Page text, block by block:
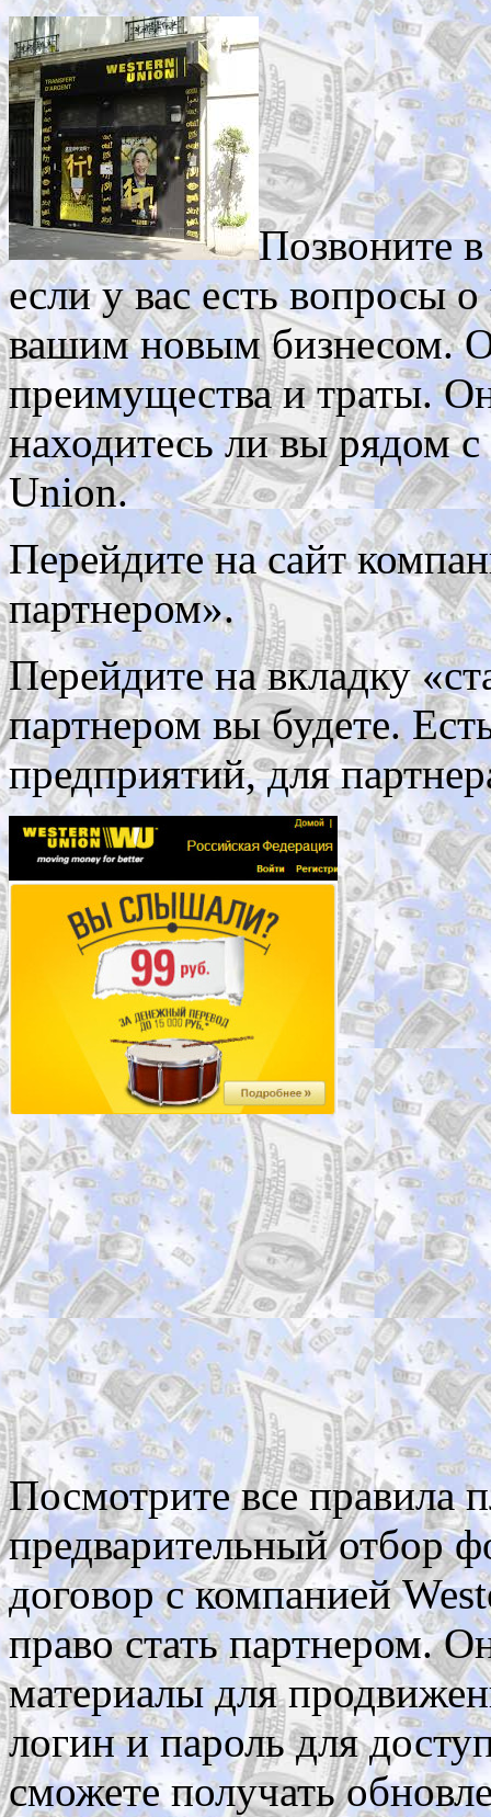
Позвоните
если у вас есть вопросы
вашим новым бизнесом.
преимущества и траты.
находитесь ли вы рядом
Union.
Перейдите на сайт
партнером».
Перейдите на вкладку
партнером вы будете.
предприятий, для
Посмотрите все правила
предварительный отбор
договор с компанией
право стать партнером.
материалы для
логин и пароль для
сможете получать